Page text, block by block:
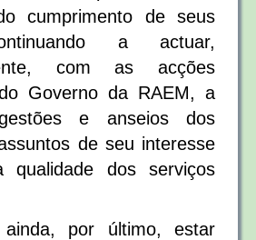
cumprimento de seus
a actuar,
com as acções
Governo da RAEM, a
e anseios dos
de seu interesse
dos serviços
ainda, por último, estar